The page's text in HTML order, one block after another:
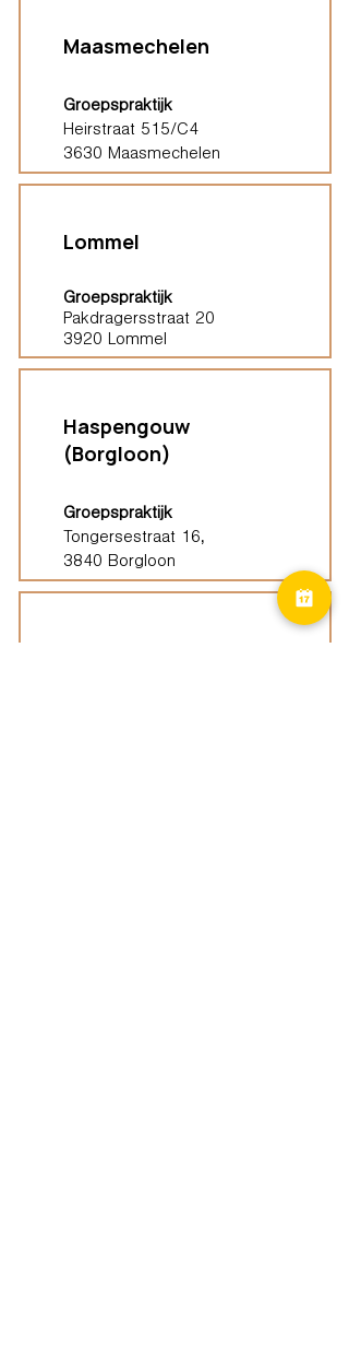
Maasmechelen
Groepspraktijk
Heirstraat 515/C4
3630 Maasmechelen
Lommel
Groepspraktijk
Pakdragersstraat 20
3920 Lommel
Haspengouw
(Borgloon)
Groepspraktijk
Tongersestraat 16,
3840 Borgloon